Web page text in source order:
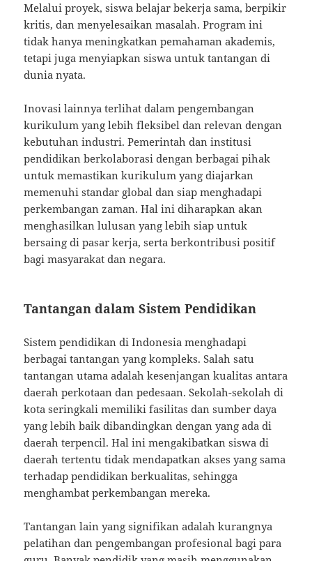
Melalui proyek, siswa belajar bekerja sama, berpikir
kritis, dan menyelesaikan masalah. Program ini
tidak hanya meningkatkan pemahaman akademis,
tetapi juga menyiapkan siswa untuk tantangan di
dunia nyata.
Inovasi lainnya terlihat dalam pengembangan
kurikulum yang lebih fleksibel dan relevan dengan
kebutuhan industri. Pemerintah dan institusi
pendidikan berkolaborasi dengan berbagai pihak
untuk memastikan kurikulum yang diajarkan
memenuhi standar global dan siap menghadapi
perkembangan zaman. Hal ini diharapkan akan
menghasilkan lulusan yang lebih siap untuk
bersaing di pasar kerja, serta berkontribusi positif
bagi masyarakat dan negara.
Tantangan dalam Sistem Pendidikan
Sistem pendidikan di Indonesia menghadapi
berbagai tantangan yang kompleks. Salah satu
tantangan utama adalah kesenjangan kualitas antara
daerah perkotaan dan pedesaan. Sekolah-sekolah di
kota seringkali memiliki fasilitas dan sumber daya
yang lebih baik dibandingkan dengan yang ada di
daerah terpencil. Hal ini mengakibatkan siswa di
daerah tertentu tidak mendapatkan akses yang sama
terhadap pendidikan berkualitas, sehingga
menghambat perkembangan mereka.
Tantangan lain yang signifikan adalah kurangnya
pelatihan dan pengembangan profesional bagi para